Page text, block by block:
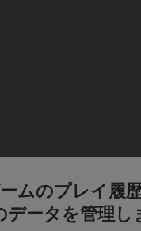
ムのプレイ履
データを管理し